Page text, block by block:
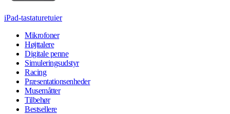
iPad-tastaturetuier
Mikrofoner
Højttalere
Digitale penne
Simuleringsudstyr
Racing
Præsentationsenheder
Musemåtter
Tilbehør
Bestsellere